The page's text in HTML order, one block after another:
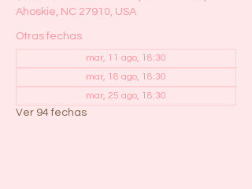
Ahoskie, NC 27910, USA
Otras fechas
mar, 11 ago, 18:30
mar, 18 ago, 18:30
mar, 25 ago, 18:30
Ver 94 fechas